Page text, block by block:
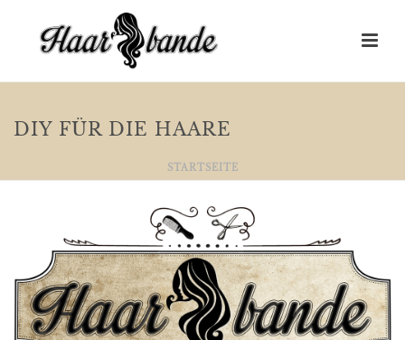
DIY FÜR DIE HAARE
STARTSEITE